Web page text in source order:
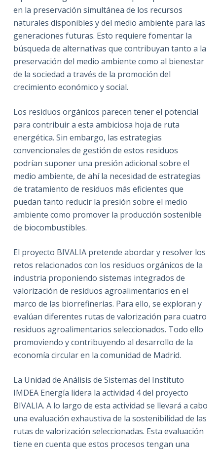
en la preservación simultánea de los recursos
naturales disponibles y del medio ambiente para las
generaciones futuras. Esto requiere fomentar la
búsqueda de alternativas que contribuyan tanto a la
preservación del medio ambiente como al bienestar
de la sociedad a través de la promoción del
crecimiento económico y social.
Los residuos orgánicos parecen tener el potencial
para contribuir a esta ambiciosa hoja de ruta
energética. Sin embargo, las estrategias
convencionales de gestión de estos residuos
podrían suponer una presión adicional sobre el
medio ambiente, de ahí la necesidad de estrategias
de tratamiento de residuos más eficientes que
puedan tanto reducir la presión sobre el medio
ambiente como promover la producción sostenible
de biocombustibles.
El proyecto BIVALIA pretende abordar y resolver los
retos relacionados con los residuos orgánicos de la
industria proponiendo sistemas integrados de
valorización de residuos agroalimentarios en el
marco de las biorrefinerías. Para ello, se exploran y
evalúan diferentes rutas de valorización para cuatro
residuos agroalimentarios seleccionados. Todo ello
promoviendo y contribuyendo al desarrollo de la
economía circular en la comunidad de Madrid.
La Unidad de Análisis de Sistemas del Instituto
IMDEA Energía lidera la actividad 4 del proyecto
BIVALIA. A lo largo de esta actividad se llevará a cabo
una evaluación exhaustiva de la sostenibilidad de las
rutas de valorización seleccionadas. Esta evaluación
tiene en cuenta que estos procesos tengan una